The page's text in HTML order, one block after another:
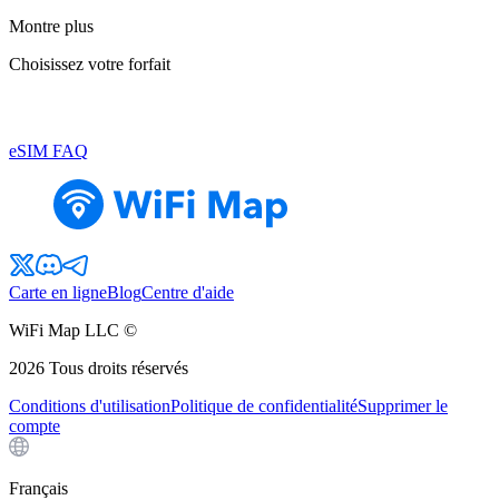
Montre plus
Choisissez votre forfait
eSIM FAQ
Carte en ligneBlogCentre d'aide
WiFi Map LLC ©
2026 Tous droits réservés
Conditions d'utilisationPolitique de confidentialitéSupprimer le
compte
Français